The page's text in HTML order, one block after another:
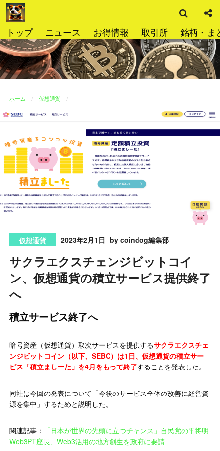
コ
ン
ン
ツ
へ
ス
プ
トップ ニュース お得情報 取引所 銘柄・ま
索
ホーム 仮想通貨
仮想通貨 2023年2月1日 by coindog編集部
サクラエクスチェンジビットコイ
ン、仮想通貨の積立サービス提供終了
へ
積立サービス終了へ
暗号資産（仮想通貨）取次サービスを提供するサクラエクスチェ
ンジビットコイン（以下、SEBC）は1日、仮想通貨の積立サー
ビス「積立ましーた」を4月をもって終了することを発表した。
同社は今回の発表について「今後のサービス全体の改善に経営資
源を集中」するためと説明した。
関連記事：
「日本が世界の先頭に立つチャンス」自民党の平将明
Web3PT座長、Web3活用の地方創生を政府に要請